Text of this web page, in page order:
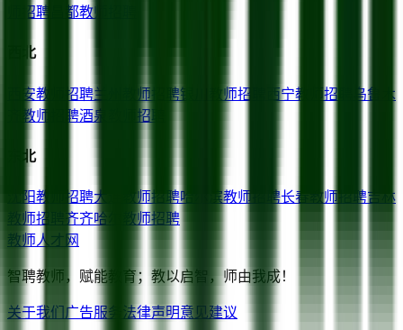
师招聘
昌都教师招聘
西北
西安教师招聘兰州 教师招聘银川 教师招聘 西宁教师招聘
乌鲁木
教师招聘酒泉 教师招聘
东北
沈阳教师招聘大连 教师招聘哈尔滨教师招聘长春 教师招聘吉林
教师招聘
齐齐哈尔
教师招聘
教师人才网
智聘教师，赋能教育；教以启智，师由我成！
关于我们 广告服务 法律声明意见建议